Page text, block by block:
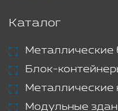
Каталог
Металлические
Блок-
Металлические
Модульные